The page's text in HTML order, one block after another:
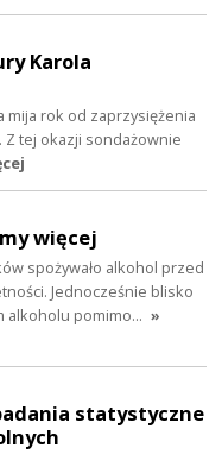
Karola
mija rok od zaprzysiężenia
Z tej okazji sondażownie
więcej
spożywało alkohol przed
Jednocześnie blisko
alkoholu pomimo… »
statystyczne